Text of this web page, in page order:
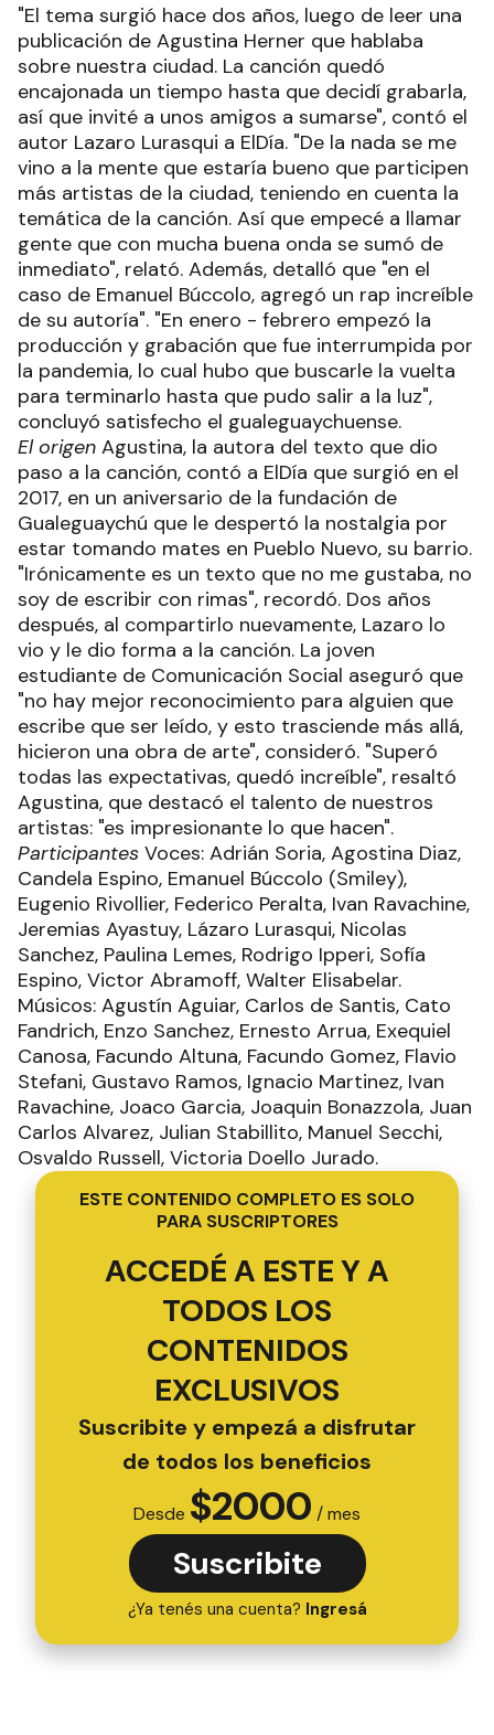
"El tema surgió hace dos años, luego de leer una
publicación de Agustina Herner que hablaba
sobre nuestra ciudad. La canción quedó
encajonada un tiempo hasta que decidí grabarla,
así que invité a unos amigos a sumarse", contó el
autor Lazaro Lurasqui a ElDía. "De la nada se me
vino a la mente que estaría bueno que participen
más artistas de la ciudad, teniendo en cuenta la
temática de la canción. Así que empecé a llamar
gente que con mucha buena onda se sumó de
inmediato", relató. Además, detalló que "en el
caso de Emanuel Búccolo, agregó un rap increíble
de su autoría". "En enero - febrero empezó la
producción y grabación que fue interrumpida por
la pandemia, lo cual hubo que buscarle la vuelta
para terminarlo hasta que pudo salir a la luz",
concluyó satisfecho el gualeguaychuense.
El origen Agustina, la autora del texto que dio
paso a la canción, contó a ElDía que surgió en el
2017, en un aniversario de la fundación de
Gualeguaychú que le despertó la nostalgia por
estar tomando mates en Pueblo Nuevo, su barrio.
"Irónicamente es un texto que no me gustaba, no
soy de escribir con rimas", recordó. Dos años
después, al compartirlo nuevamente, Lazaro lo
vio y le dio forma a la canción. La joven
estudiante de Comunicación Social aseguró que
"no hay mejor reconocimiento para alguien que
escribe que ser leído, y esto trasciende más allá,
hicieron una obra de arte", consideró. "Superó
todas las expectativas, quedó increíble", resaltó
Agustina, que destacó el talento de nuestros
artistas: "es impresionante lo que hacen".
Participantes Voces: Adrián Soria, Agostina Diaz,
Candela Espino, Emanuel Búccolo (Smiley),
Eugenio Rivollier, Federico Peralta, Ivan Ravachine,
Jeremias Ayastuy, Lázaro Lurasqui, Nicolas
Sanchez, Paulina Lemes, Rodrigo Ipperi, Sofía
Espino, Victor Abramoff, Walter Elisabelar.
Músicos: Agustín Aguiar, Carlos de Santis, Cato
Fandrich, Enzo Sanchez, Ernesto Arrua, Exequiel
Canosa, Facundo Altuna, Facundo Gomez, Flavio
Stefani, Gustavo Ramos, Ignacio Martinez, Ivan
Ravachine, Joaco Garcia, Joaquin Bonazzola, Juan
Carlos Alvarez, Julian Stabillito, Manuel Secchi,
Osvaldo Russell, Victoria Doello Jurado.
ESTE CONTENIDO COMPLETO ES SOLO
PARA SUSCRIPTORES
ACCEDÉ A ESTE Y A
TODOS LOS
CONTENIDOS
EXCLUSIVOS
Suscribite y empezá a disfrutar
de todos los beneficios
Desde $2000 / mes
Suscribite
¿Ya tenés una cuenta? Ingresá